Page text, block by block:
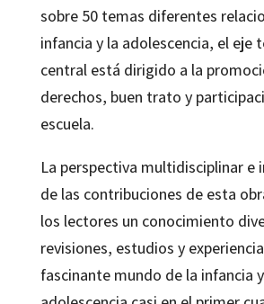
sobre 50 temas diferentes
infancia y la adolescencia, el eje
central está dirigido a la
derechos, buen trato y
escuela.
La perspectiva multidisciplinar e
de las contribuciones de esta
los lectores un conocimiento
revisiones, estudios y
fascinante mundo de la infancia